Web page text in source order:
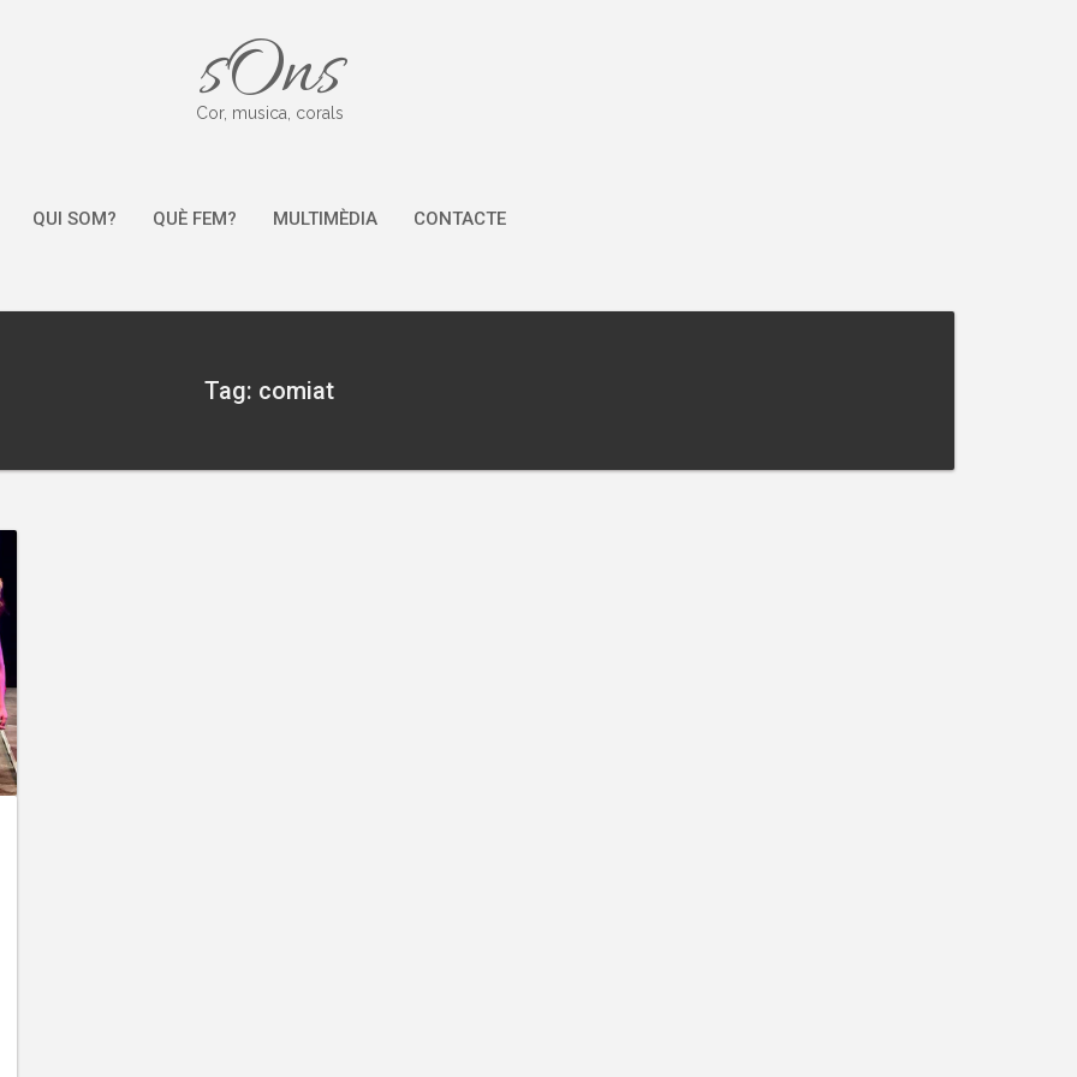
sOns
Cor, musica, corals
QUI SOM? QUÈ FEM? MULTIMÈDIA CONTACTE
Tag: comiat